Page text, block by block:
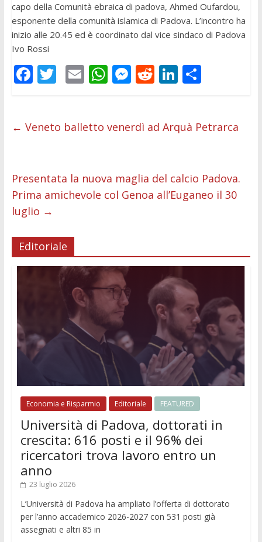
capo della Comunità ebraica di padova, Ahmed Oufardou,
esponente della comunità islamica di Padova. L’incontro ha
inizio alle 20.45 ed è coordinato dal vice sindaco di Padova
Ivo Rossi
F
b
k
T
er
E
l
W
s
p
M
e
g
er
R
di
Li
e
n
C
di
← Veneto balletto venerdì ad Arquà Petrarca
Presentata la nuova maglia del calcio Padova.
Prima amichevole col Genoa all’Euganeo il 30
luglio →
Editoriale
Economia e Risparmio Editoriale FEATURED
Università di Padova, dottorati in
crescita: 616 posti e il 96% dei
ricercatori trova lavoro entro un
anno
23 luglio 2026
L’Università di Padova ha ampliato l’offerta di dottorato
per l’anno accademico 2026-2027 con 531 posti già
assegnati e altri 85 in